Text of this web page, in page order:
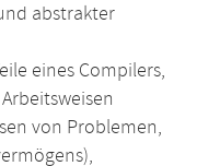
abstrakter
eines Compilers,
von Problemen,